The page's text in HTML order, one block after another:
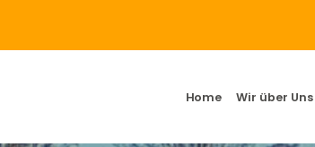
Home Wir über Uns